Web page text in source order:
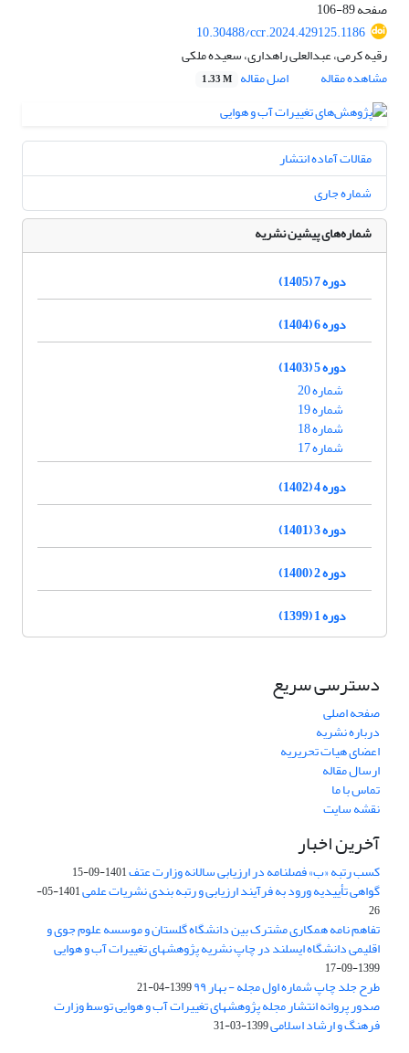
صفحه89-106
10.30488/ccr.2024.429125.1186
رقیه کرمی، عبدالعلی راهداری، سعیده ملکی
مشاهده مقاله
اصل مقاله 1.33 M
مقالات آماده انتشار
شماره جاری
شماره‌های پیشین نشریه
دوره 7 (1405)
دوره 6 (1404)
دوره 5 (1403)
شماره 20
شماره 19
شماره 18
شماره 17
دوره 4 (1402)
دوره 3 (1401)
دوره 2 (1400)
دوره 1 (1399)
دسترسی سریع
صفحه اصلی
درباره نشریه
اعضای هیات تحریریه
ارسال مقاله
تماس با ما
نقشه سایت
آخرین اخبار
کسب رتبه «ب» فصلنامه در ارزیابی سالانه وزارت عتف1401-09-15
گواهی تأییدیه ورود به فرآیند ارزیابی و رتبه بندی نشریات علمی
1401-05-
26
تفاهم نامه همکاری مشترک بین دانشگاه گلستان و موسسه علوم جوی و
اقلیمی دانشگاه ایسلند در چاپ نشریه پژوهشهای تغییرات آب و هوایی
1399-09-17
طرح جلد چاپ شماره اول مجله - بهار ۹۹ 1399-04-21
صدور پروانه انتشار مجله پژوهشهای تغییرات آب و هوایی توسط وزارت
فرهنگ و ارشاد اسلامی1399-03-31